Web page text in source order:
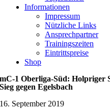
Informationen
Impressum
Nützliche Links
Ansprechpartner
Trainingszeiten
Eintrittspreise
Shop
mC-1 Oberliga-Süd: Holpriger
Sieg gegen Egelsbach
16. September 2019